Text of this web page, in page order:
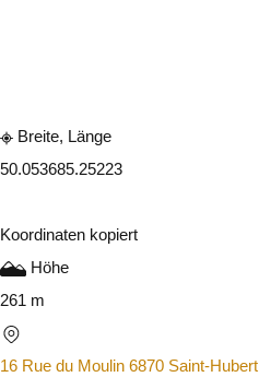
Breite, Länge
50.053685.25223
Koordinaten kopiert
Höhe
261 m
16 Rue du Moulin 6870 Saint-Hubert